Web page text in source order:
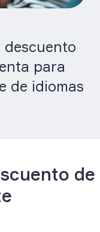
descuento
para
de idiomas
de